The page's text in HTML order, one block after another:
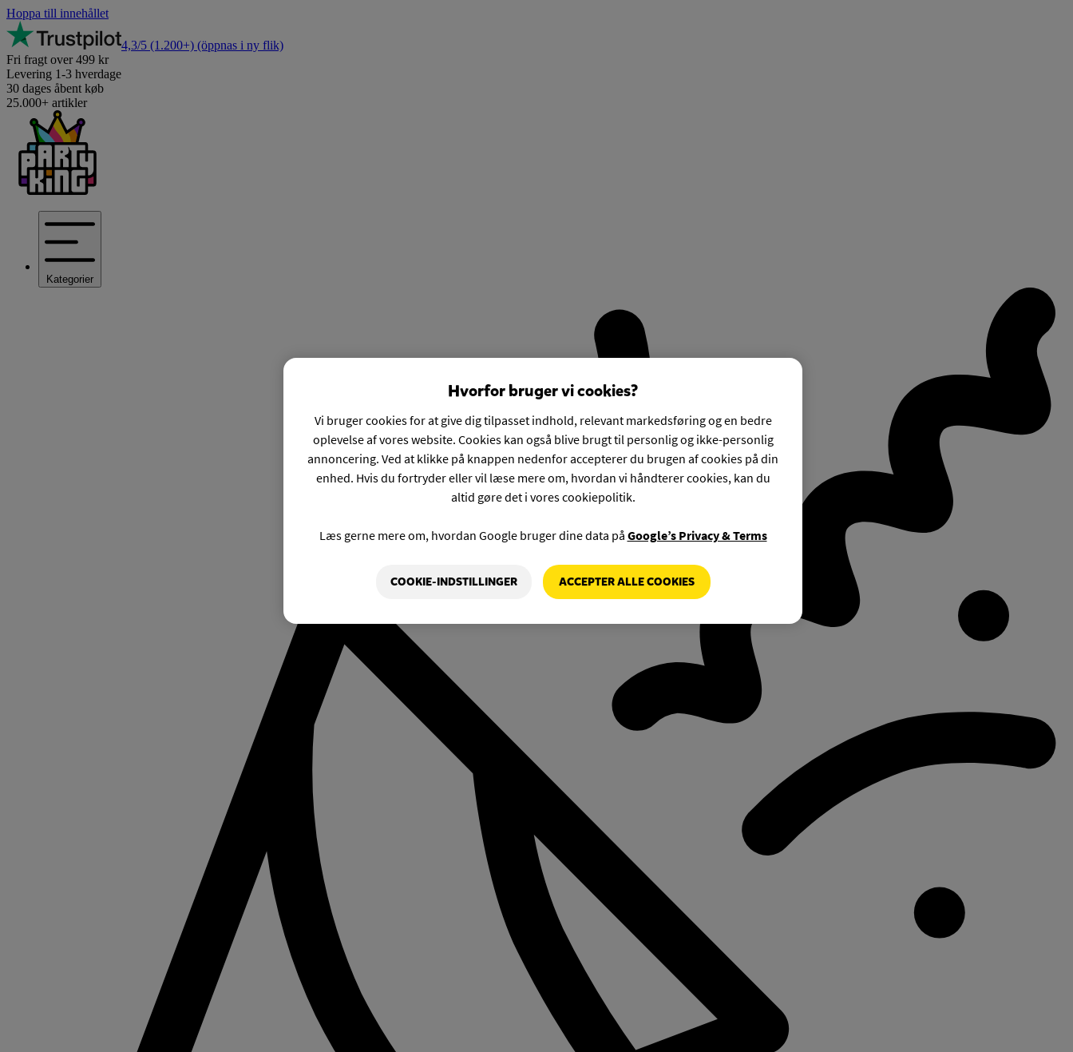
Hoppa till innehållet
4,3/5 (1.200+) (öppnas i ny flik)
Fri fragt over 499 kr
Levering 1-3 hverdage
30 dages åbent køb
25.000+ artikler
Kategorier
Hvorfor bruger vi cookies?
Vi bruger cookies for at give dig tilpasset indhold, relevant markedsføring og en bedre
oplevelse af vores website. Cookies kan også blive brugt til personlig og ikke-personlig
annoncering. Ved at klikke på knappen nedenfor accepterer du brugen af cookies på din
enhed. Hvis du fortryder eller vil læse mere om, hvordan vi håndterer cookies, kan du
altid gøre det i vores cookiepolitik.
Læs gerne mere om, hvordan Google bruger dine data på Google’s Privacy & Terms
COOKIE-INDSTILLINGER ACCEPTER ALLE COOKIES